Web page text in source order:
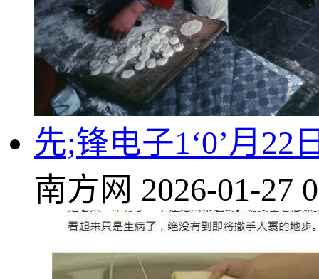
先;锋电子1‘0’月22
南方网 2026-01-27